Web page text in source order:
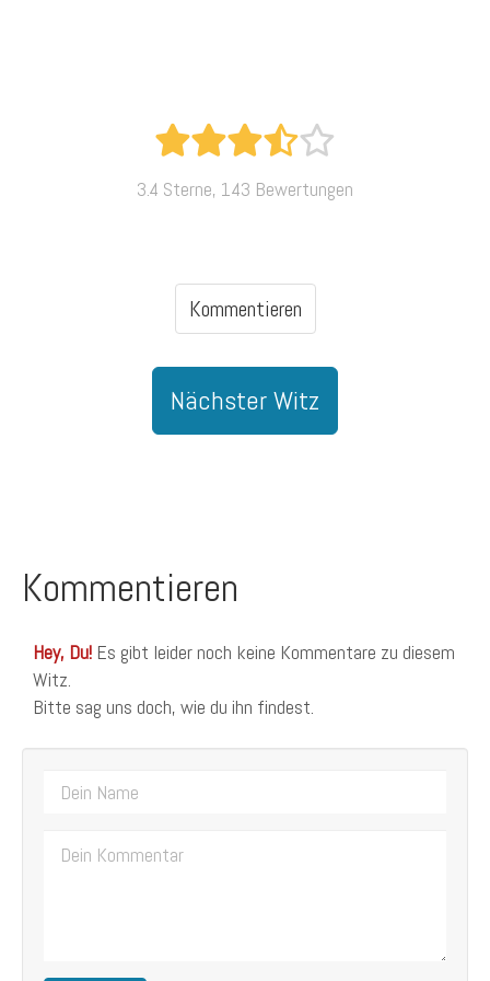
3.4 Sterne, 143 Bewertungen
Kommentieren
Nächster Witz
Kommentieren
Hey, Du! Es gibt leider noch keine Kommentare zu diesem
Witz.
Bitte sag uns doch, wie du ihn findest.